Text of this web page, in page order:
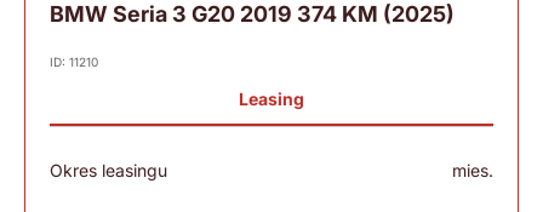
BMW Seria 3 G20 2019 374 KM (2025)
ID: 11210
Leasing
Okres leasingu mies.